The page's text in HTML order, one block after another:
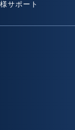
サポート